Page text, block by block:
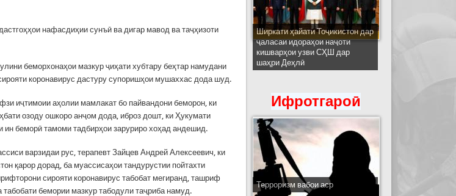
нафасдиҳии сунъӣ ва дигар мавод ва таҷҳизоти
беморхонаҳои мазкур ҷиҳати хубтару беҳтар намудани
коронавирус дастуру супоришҳои мушаххас дода шуд.
иҷтимоии аҳолии мамлакат бо пайвандони беморон, ки
озоду ошкоро анҷом дода, иброз дошт, ки Ҳукумати
ин беморӣ тамоми тадбирҳои заруриро хоҳад андешид.
варзидаи рус, терапевт Зайцев Андрей Алексеевич, ки
қарор дорад, ба муассисаҳои тандурустии пойтахти
сирояти коронавирус табобат мегиранд, ташриф
бемории мазкур табодули таҷриба намуд.
Ширкати ҳайати Тоҷикистон дар
ҷаласаи идораҳои наҷоти
кишварҳои узви СҲШ дар
шаҳри Деҳлӣ
Ифротгароӣ
Терроризм вабои аср